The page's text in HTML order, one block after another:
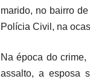
marido, no bairro
Polícia Civil, na
Na época do
assalto, a esposa